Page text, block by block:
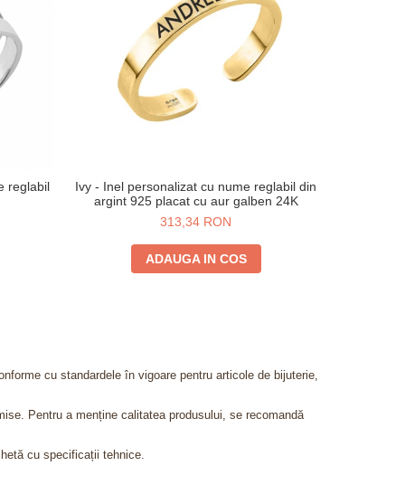
reglabil
Ivy - Inel personalizat cu nume reglabil din
argint 925 placat cu aur galben 24K
313,34 RON
ADAUGA IN COS
cu standardele în vigoare pentru articole de bijuterie,
Pentru a menține calitatea produsului, se recomandă
cu specificații tehnice.